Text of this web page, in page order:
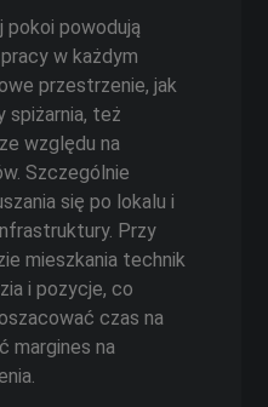
pokoi powodują
w każdym
przestrzenie, jak
spiżarnia, też
względu na
Szczególnie
się po lokalu i
Przy
mieszkania technik
i pozycje, co
czas na
margines na